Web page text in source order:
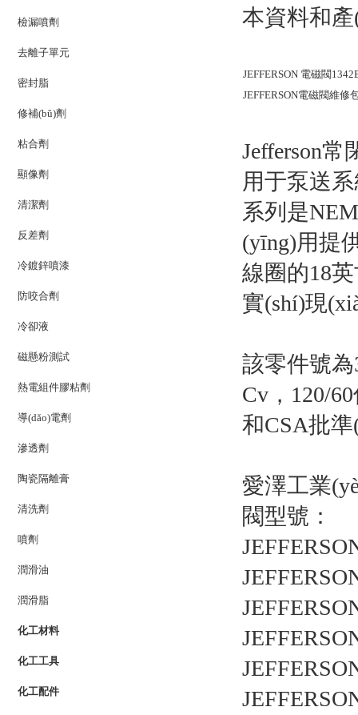
檢漏噴劑
去離子單元
密封脂
修補(bǔ)劑
粘合劑
顯像劑
清潔劑
反差劑
冷鍍鋅噴漆
防咬合劑
冷卻液
磁懸粉測試
熱電組件膠粘劑
導(dǎo)電劑
滲透劑
陶瓷隔離膏
清洗劑
噴劑
潤滑油
潤滑脂
化工材料
化工工具
化工配件
本資料和產
JEFFERSON 電磁閥
JEFFERSON電磁閥維修
Jefferson
用于泵送
系列是
(yīng)用提
線圈的18
實(shí)現
該零件號
Cv，120/
和CSA批準
愛澤工業
閥型號：